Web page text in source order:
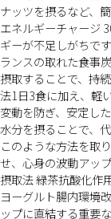
ナッツを摂るなど、
エネルギーチャージ
ギーが不足しがちで
ランスの取れた食事
摂取することで、持
法1日3食に加え、軽
変動を防ぎ、安定し
水分を摂ることで、
このような方法を取
せ、心身の波動アッ
摂取法 緑茶抗酸化作
ヨーグルト腸内環境
ップに直結する重要